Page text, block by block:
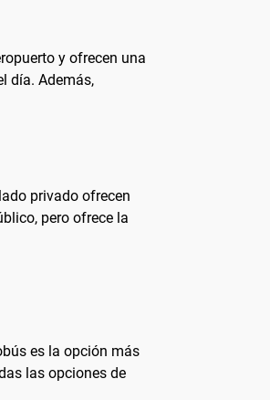
y ofrecen una
día. Además,
privado ofrecen
pero ofrece la
es la opción más
las opciones de